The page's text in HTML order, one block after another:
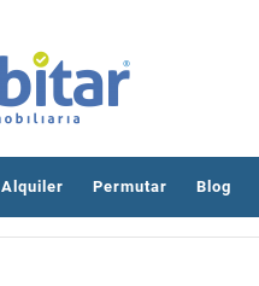
Alquiler Permutar Blog